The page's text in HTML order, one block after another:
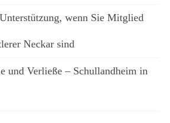
wenn Sie Mitglied
Neckar sind
und Verließe – Schullandheim in